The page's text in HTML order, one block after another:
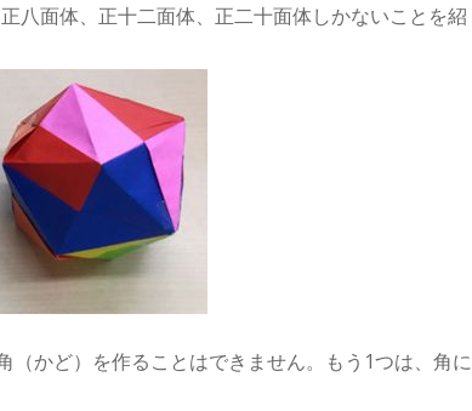
八面体、正十二面体、正二十面体しかないことを紹
かど）を作ることはできません。もう1つは、角に